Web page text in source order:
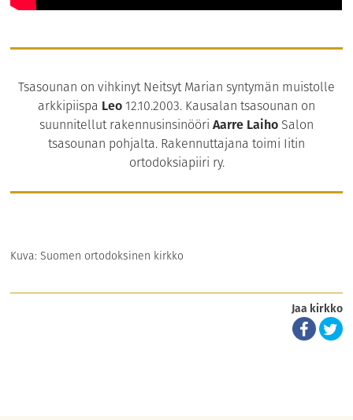
Tsasounan on vihkinyt Neitsyt Marian syntymän muistolle
arkkipiispa Leo 12.10.2003. Kausalan tsasounan on
suunnitellut rakennusinsinööri Aarre LaihoSalon
tsasounan pohjalta. Rakennuttajana toimi Iitin
ortodoksiapiiri ry.
Kuva: Suomen ortodoksinen kirkko
Jaa kirkko